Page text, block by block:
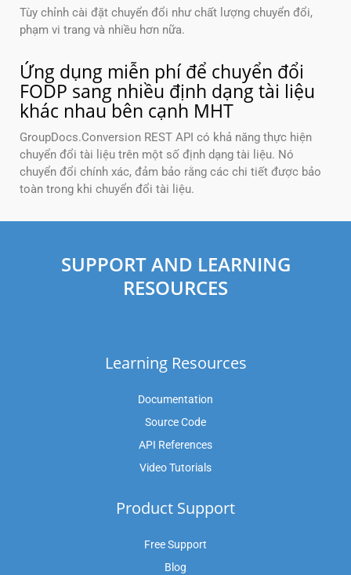
Tùy chỉnh cài đặt chuyển đổi như chất lượng chuyển đổi,
phạm vi trang và nhiều hơn nữa.
Ứng dụng miễn phí để chuyển đổi
FODP sang nhiều định dạng tài liệu
khác nhau bên cạnh MHT
GroupDocs.Conversion REST API có khả năng thực hiện
chuyển đổi tài liệu trên một số định dạng tài liệu. Nó
chuyển đổi chính xác, đảm bảo rằng các chi tiết được bảo
toàn trong khi chuyển đổi tài liệu.
SUPPORT AND LEARNING
RESOURCES
Learning Resources
Documentation
Source Code
API References
Video Tutorials
Product Support
Free Support
Blog